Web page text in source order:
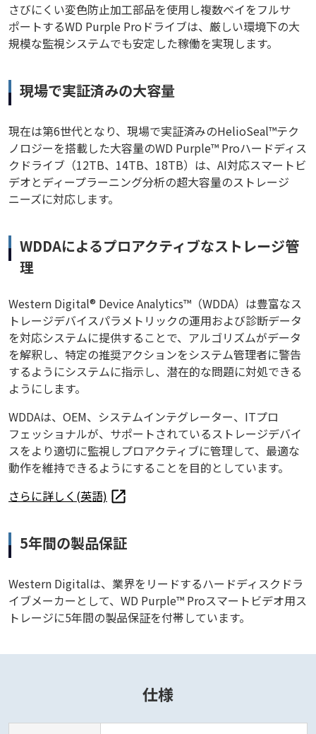
さびにくい変色防止加工部品を使用し複数ベイをフルサ
ポートするWD Purple Proドライブは、厳しい環境下の大
規模な監視システムでも安定した稼働を実現します。
現場で実証済みの大容量
現在は第6世代となり、現場で実証済みのHelioSeal™テク
ノロジーを搭載した大容量のWD Purple™ Proハードディス
クドライブ（12TB、14TB、18TB）は、AI対応スマートビ
デオとディープラーニング分析の超大容量のストレージ
ニーズに対応します。
WDDAによるプロアクティブなストレージ管
理
Western Digital® Device Analytics™（WDDA）は豊富なス
トレージデバイスパラメトリックの運用および診断データ
を対応システムに提供することで、アルゴリズムがデータ
を解釈し、特定の推奨アクションをシステム管理者に警告
するようにシステムに指示し、潜在的な問題に対処できる
ようにします。
WDDAは、OEM、システムインテグレーター、ITプロ
フェッショナルが、サポートされているストレージデバイ
スをより適切に監視しプロアクティブに管理して、最適な
動作を維持できるようにすることを目的としています。
さらに詳しく(英語)
5年間の製品保証
Western Digitalは、業界をリードするハードディスクドラ
イブメーカーとして、WD Purple™ Proスマートビデオ用ス
トレージに5年間の製品保証を付帯しています。
仕様